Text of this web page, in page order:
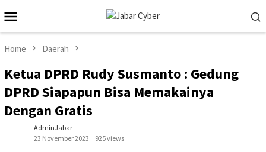
to
contentMenu
Home Daerah
Ketua DPRD Rudy Susmanto : Gedung
DPRD Siapapun Bisa Memakainya
Dengan Gratis
AdminJabar
23 November 2023
925 views